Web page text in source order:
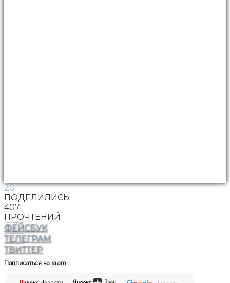
20
ПОДЕЛИЛИСЬ
407
ПРОЧТЕНИЙ
ФЕЙСБУК
ТЕЛЕГРАМ
ТВИТТЕР
Подписаться на ra.am: